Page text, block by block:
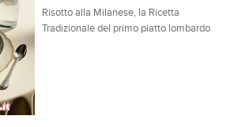
Risotto alla Milanese, la Ricetta
Tradizionale del primo piatto lombardo